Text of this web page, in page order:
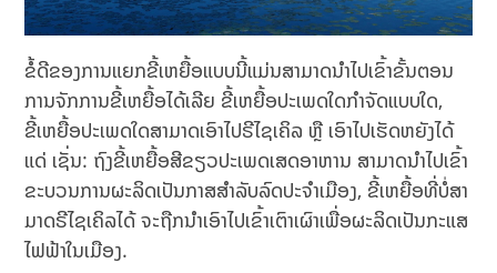
ຂໍ້ດີຂອງການແຍກຂີ້ເຫຍື້ອແບບນີ້ແມ່ນສາມາດນຳໄປເຂົ້າຂັ້ນຕອນ
ການຈັກການຂີ້ເຫຍື້ອໄດ້ເລີຍ ຂີ້ເຫຍື້ອປະເພດໃດກໍາຈັດແບບໃດ,
ຂີ້ເຫຍື້ອປະເພດໃດສາມາດເອົາໄປຣີໄຊເຄິລ ຫຼື ເອົາໄປເຮັດຫຍັງໄດ້
ແດ່ ເຊັ່ນ: ຖົງຂີ້ເຫຍື້ອສີຂຽວປະເພດເສດອາຫານ ສາມາດນຳໄປເຂົ້າ
ຂະບວນການຜະລິດເປັນກາສສຳລັບລົດປະຈຳເມືອງ, ຂີ້ເຫຍື້ອທີ່ບໍ່ສາ
ມາດຣີໄຊເຄິລໄດ້ ຈະຖືກນຳເອົາໄປເຂົ້າເຕົາເຜົາເພື່ອຜະລິດເປັນກະແສ
ໄຟຟ້າໃນເມືອງ.